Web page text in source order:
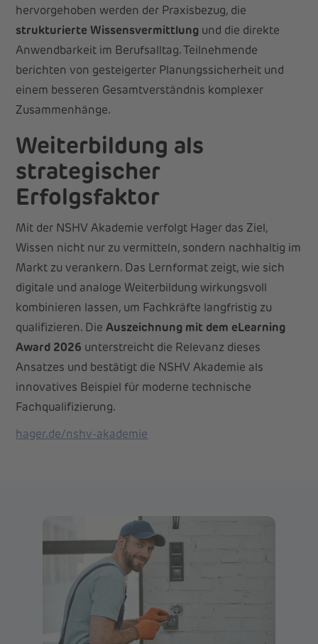
hervorgehoben werden der Praxisbezug, die
strukturierte Wissensvermittlung und die direkte
Anwendbarkeit im Berufsalltag. Teilnehmende
berichten von gesteigerter Planungssicherheit und
einem besseren Gesamtverständnis komplexer
Zusammenhänge.
Weiterbildung als
strategischer
Erfolgsfaktor
Mit der NSHV Akademie verfolgt Hager das Ziel,
Wissen nicht nur zu vermitteln, sondern nachhaltig im
Markt zu verankern. Das Lernformat zeigt, wie sich
digitale und analoge Weiterbildung wirkungsvoll
kombinieren lassen, um Fachkräfte langfristig zu
qualifizieren. DieAuszeichnung mit dem eLearning
Award 2026 unterstreicht die Relevanz dieses
Ansatzes und bestätigt die NSHV Akademie als
innovatives Beispiel für moderne technische
Fachqualifizierung.
hager.de/nshv-akademie